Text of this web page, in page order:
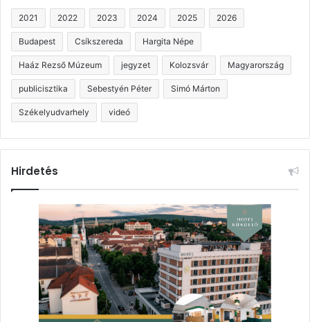
2021 2022 2023 2024 2025 2026
Budapest Csíkszereda Hargita Népe
Haáz Rezső Múzeum jegyzet Kolozsvár Magyarország
publicisztika Sebestyén Péter Simó Márton
Székelyudvarhely videó
Hirdetés